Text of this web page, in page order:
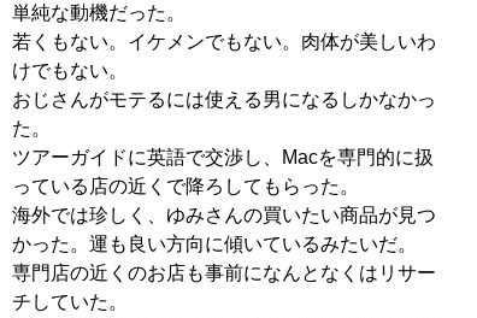
単純な動機だった。
若くもない。イケメンでもない。肉体が美しいわ
けでもない。
おじさんがモテるには使える男になるしかなかっ
た。
ツアーガイドに英語で交渉し、Macを専門的に扱
っている店の近くで降ろしてもらった。
海外では珍しく、ゆみさんの買いたい商品が見つ
かった。運も良い方向に傾いているみたいだ。
専門店の近くのお店も事前になんとなくはリサー
チしていた。